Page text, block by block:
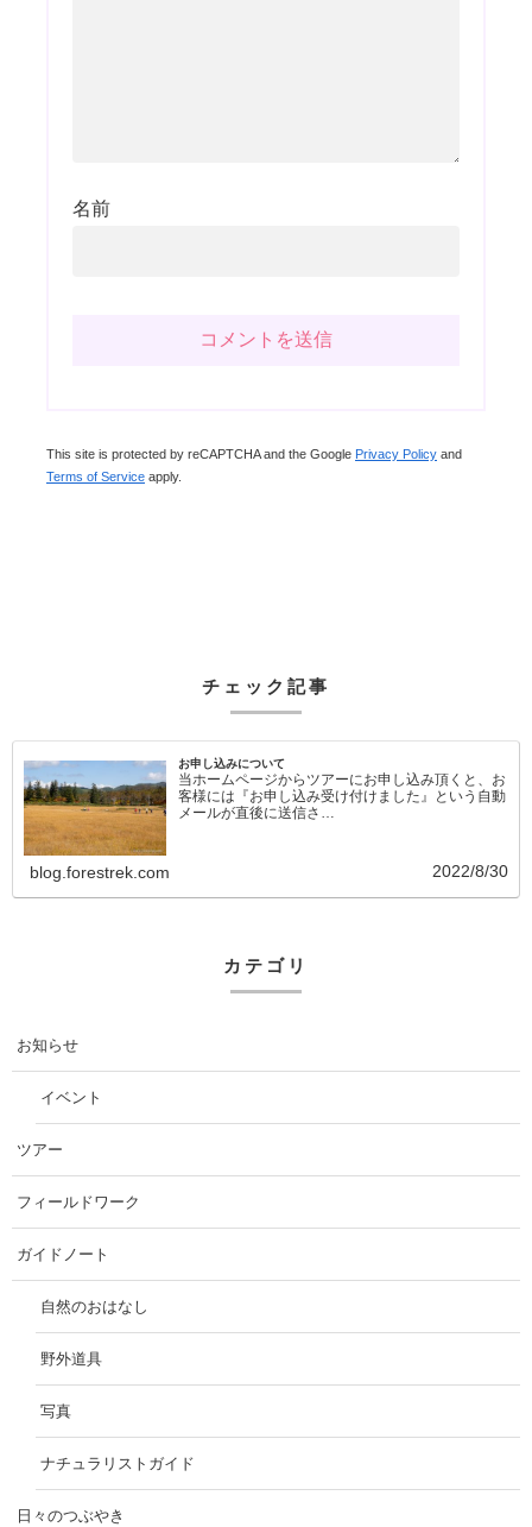
名前
This site is protected by reCAPTCHA and the Google Privacy Policy and
Terms of Service apply.
チェック記事
お申し込みについて
当ホームページからツアーにお申し込み頂くと、お
客様には『お申し込み受け付けました』という自動
メールが直後に送信さ…
blog.forestrek.com 2022/8/30
カテゴリ
お知らせ
イベント
ツアー
フィールドワーク
ガイドノート
自然のおはなし
野外道具
写真
ナチュラリストガイド
日々のつぶやき